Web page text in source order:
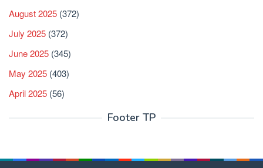
August 2025 (372)
July 2025 (372)
June 2025 (345)
May 2025 (403)
April 2025 (56)
Footer TP